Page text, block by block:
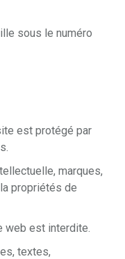
sous le numéro
est protégé par
marques,
propriétés de
web est interdite.
textes,